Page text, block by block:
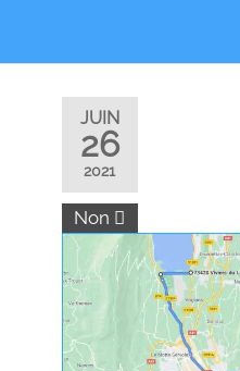
JUIN
26
2021
Non